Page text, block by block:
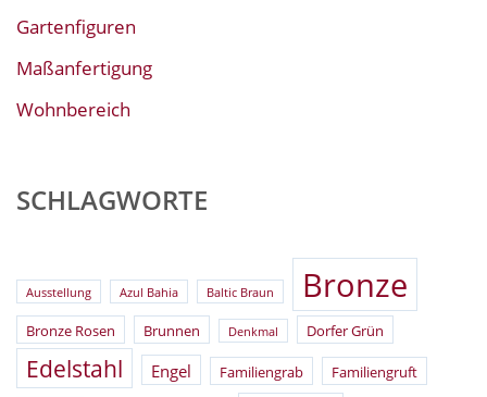
Gartenfiguren
Maßanfertigung
Wohnbereich
SCHLAGWORTE
Ausstellung Azul Bahia Baltic Braun Bronze
Bronze Rosen Brunnen Denkmal Dorfer Grün
Edelstahl Engel Familiengrab Familiengruft